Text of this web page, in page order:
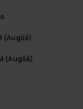
(Augšā)
(Augšā)